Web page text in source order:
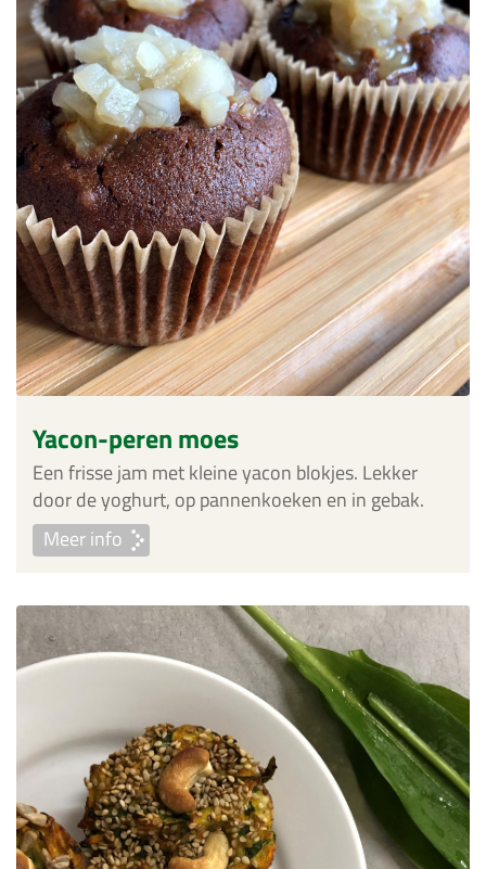
Yacon-peren moes
Een frisse jam met kleine yacon blokjes. Lekker
door de yoghurt, op pannenkoeken en in gebak.
Meer info